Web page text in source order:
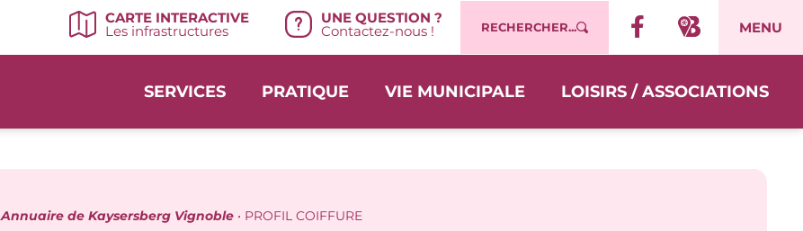
CARTE INTERACTIVE
Les infrastructures
UNE QUESTION ?
Contactez-nous ! RECHERCHER... MENU
SERVICES PRATIQUE VIE MUNICIPALE LOISIRS / ASSOCIATIONS
Annuaire de Kaysersberg Vignoble • PROFIL COIFFURE